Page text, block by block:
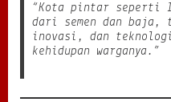
“Kota pintar seperti
dari semen dan
inovasi, dan teknologi
kehidupan warganya.”